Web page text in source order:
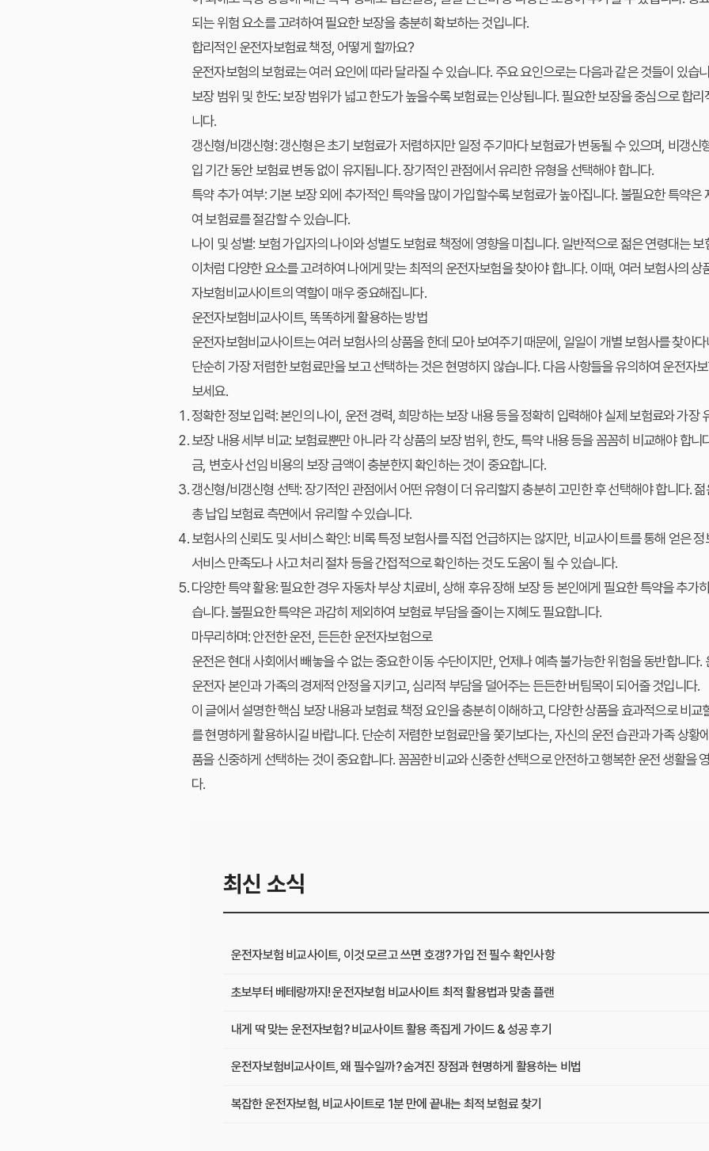
되는 위험 요소를 고려하여 필요한 보장을 충분히 확보하는 것입니다.
합리적인 운전자보험료 책정, 어떻게 할까요?
운전자보험의 보험료는 여러 요인에 따라 달라질 수 있습니다. 주요 요인으로는 다음과 같은 것들이 있습
보장 범위 및 한도:보장 범위가 넓고 한도가 높을수록 보험료는 인상됩니다. 필요한 보장을 중심으로 합
니다.
갱신형/비갱신형:갱신형은 초기 보험료가 저렴하지만 일정 주기마다 보험료가 변동될 수 있으며, 비갱신
입 기간 동안 보험료 변동 없이 유지됩니다. 장기적인 관점에서 유리한 유형을 선택해야 합니다.
특약 추가 여부:기본 보장 외에 추가적인 특약을 많이 가입할수록 보험료가 높아집니다. 불필요한 특약은
여 보험료를 절감할 수 있습니다.
나이 및 성별: 보험 가입자의 나이와 성별도 보험료 책정에 영향을 미칩니다. 일반적으로 젊은 연령대는
이처럼 다양한 요소를 고려하여 나에게 맞는 최적의 운전자보험을 찾아야 합니다. 이때, 여러 보험사의 상
자보험비교사이트의 역할이 매우 중요해집니다.
운전자보험비교사이트, 똑똑하게 활용하는 방법
운전자보험비교사이트는 여러 보험사의 상품을 한데 모아 보여주기 때문에, 일일이 개별 보험사를 찾아
단순히 가장 저렴한 보험료만을 보고 선택하는 것은 현명하지 않습니다. 다음 사항들을 유의하여 운전자
보세요.
정확한 정보 입력:본인의 나이, 운전 경력, 희망하는 보장 내용 등을 정확히 입력해야 실제 보험료와 가장
보장 내용 세부 비교: 보험료뿐만 아니라 각 상품의 보장 범위, 한도, 특약 내용 등을 꼼꼼히 비교해야 합니
금, 변호사 선임 비용의 보장 금액이 충분한지 확인하는 것이 중요합니다.
갱신형/비갱신형 선택:장기적인 관점에서 어떤 유형이 더 유리할지 충분히 고민한 후 선택해야 합니다.
총 납입 보험료 측면에서 유리할 수 있습니다.
보험사의 신뢰도 및 서비스 확인: 비록 특정 보험사를 직접 언급하지는 않지만, 비교사이트를 통해 얻은
서비스 만족도나 사고 처리 절차 등을 간접적으로 확인하는 것도 도움이 될 수 있습니다.
다양한 특약 활용:필요한 경우 자동차 부상 치료비, 상해 후유 장해 보장 등 본인에게 필요한 특약을 추가
습니다. 불필요한 특약은 과감히 제외하여 보험료 부담을 줄이는 지혜도 필요합니다.
마무리하며: 안전한 운전, 든든한 운전자보험으로
운전은 현대 사회에서 빼놓을 수 없는 중요한 이동 수단이지만, 언제나 예측 불가능한 위험을 동반합니다
운전자 본인과 가족의 경제적 안정을 지키고, 심리적 부담을 덜어주는 든든한 버팀목이 되어줄 것입니다.
이 글에서 설명한 핵심 보장 내용과 보험료 책정 요인을 충분히 이해하고, 다양한 상품을 효과적으로 비
를 현명하게 활용하시길 바랍니다. 단순히 저렴한 보험료만을 쫓기보다는, 자신의 운전 습관과 가족 상황
품을 신중하게 선택하는 것이 중요합니다. 꼼꼼한 비교와 신중한 선택으로 안전하고 행복한 운전 생활을
다.
최신 소식
운전자보험 비교사이트, 이것 모르고 쓰면 호갱? 가입 전 필수 확인사항
초보부터 베테랑까지! 운전자보험 비교사이트 최적 활용법과 맞춤 플랜
내게 딱 맞는 운전자보험? 비교사이트 활용 족집게 가이드 & 성공 후기
운전자보험비교사이트, 왜 필수일까? 숨겨진 장점과 현명하게 활용하는 비법
복잡한 운전자보험, 비교사이트로 1분 만에 끝내는 최적 보험료 찾기